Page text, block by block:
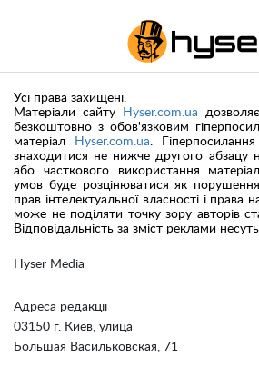
Hyser Media
Адреса редакції
03150 г. Киев, улица
Большая Васильковская, 71
Усі права захищені.
Матеріали сайту
Hyser.com.ua
безкоштовно з обов'язковим
матеріал
Hyser.com.ua .
знаходитися не нижче другого абзацу
або часткового використання
умов буде розцінюватися як
прав інтелектуальної власності і права
може не поділяти точку зору авторів
Відповідальність за зміст реклами